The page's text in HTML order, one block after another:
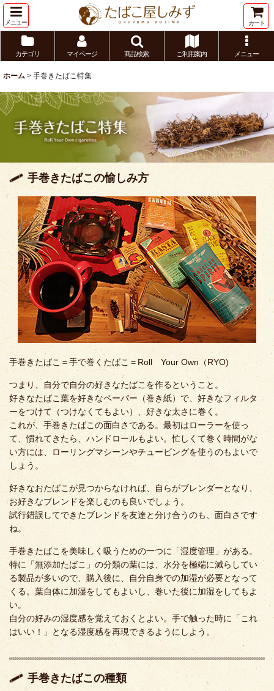
メニュー カート
カテゴリ マイページ 商品検索 ご利用案内 メニュー
ホーム > 手巻きたばこ特集
手巻きたばこの愉しみ方
手巻きたばこ＝手で巻くたばこ＝Roll Your Own（RYO)
つまり、自分で自分の好きなたばこを作るということ。
好きなたばこ葉を好きなペーパー（巻き紙）で、好きなフィルタ
ーをつけて（つけなくてもよい）、好きな太さに巻く。
これが、手巻きたばこの面白さである。最初はローラーを使っ
て、慣れてきたら、ハンドロールもよい。忙しくて巻く時間がな
い方には、ローリングマシーンやチュービングを使うのもよいで
しょう。
好きなおたばこが見つからなければ、自らがブレンダーとなり、
お好きなブレンドを楽しむのも良いでしょう。
試行錯誤してできたブレンドを友達と分け合うのも、面白さです
ね。
手巻きたばこを美味しく吸うための一つに「湿度管理」がある。
特に「無添加たばこ」の分類の葉には、水分を極端に減らしてい
る製品が多いので、購入後に、自分自身での加湿が必要となって
くる。葉自体に加湿をしてもよいし、巻いた後に加湿をしてもよ
い。
自分の好みの湿度感を覚えておくとよい。手で触った時に「これ
はいい！」となる湿度感を再現できるようにしよう。
手巻きたばこの種類